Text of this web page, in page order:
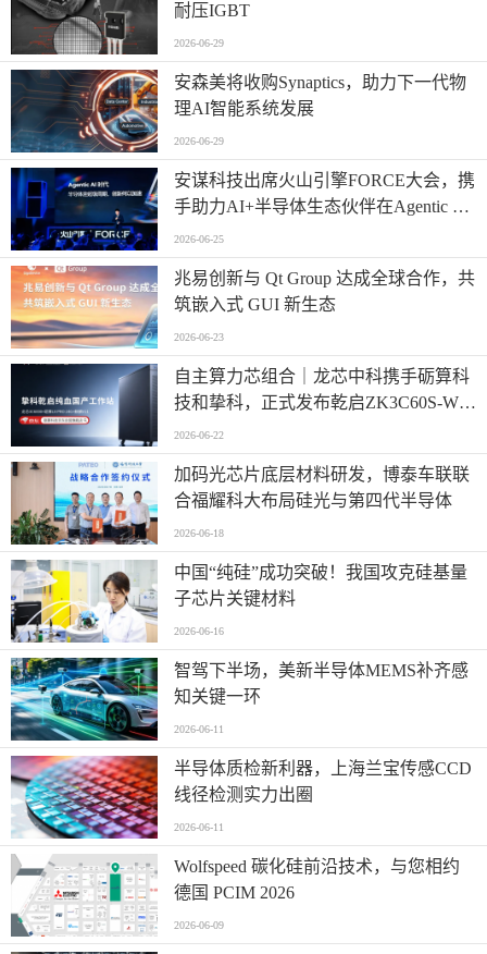
耐压IGBT
2026-06-29
安森美将收购Synaptics，助力下一代物
理AI智能系统发展
2026-06-29
安谋科技出席火山引擎FORCE大会，携
手助力AI+半导体生态伙伴在Agentic AI
时代高效创新
2026-06-25
兆易创新与 Qt Group 达成全球合作，共
筑嵌入式 GUI 新生态
2026-06-23
自主算力芯组合｜龙芯中科携手砺算科
技和挚科，正式发布乾启ZK3C60S-W全
自研国产专业工作站
2026-06-22
加码光芯片底层材料研发，博泰车联联
合福耀科大布局硅光与第四代半导体
2026-06-18
中国“纯硅”成功突破！我国攻克硅基量
子芯片关键材料
2026-06-16
智驾下半场，美新半导体MEMS补齐感
知关键一环
2026-06-11
半导体质检新利器，上海兰宝传感CCD
线径检测实力出圈
2026-06-11
Wolfspeed 碳化硅前沿技术，与您相约
德国 PCIM 2026
2026-06-09